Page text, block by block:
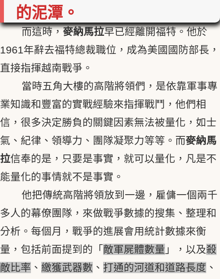
的泥潭。
而這時，麥納馬拉早已經離開福特。他於
1961年辭去福特總裁職位，成為美國國防部長，
直接指揮越南戰爭。
當時五角大樓的高階將領們，是依靠軍事專
業知識和豐富的實戰經驗來指揮戰鬥，他們相
信，很多決定勝負的關鍵因素無法被量化，如士
氣、紀律、領導力、團隊凝聚力等等。而麥納馬
拉信奉的是，只要是事實，就可以量化，凡是不
能量化的事情就不是事實。
他把傳統高階將領放到一邊，雇傭一個兩千
多人的幕僚團隊，來做戰爭數據的搜集、整理和
分析。每個月，戰爭的進展會用統計數據來衡
量，包括前面提到的「 敵軍屍體數量 」，以及殺
敵比率 、 繳獲武器數 、 打通的河道和道路長度 、